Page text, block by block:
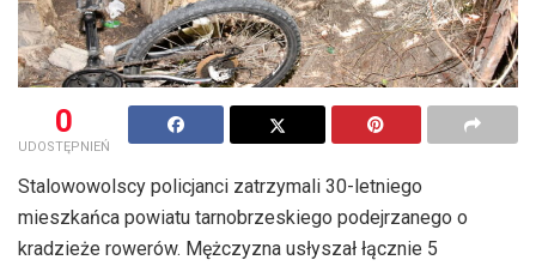
0
UDOSTĘPNIEŃ
Stalowowolscy policjanci zatrzymali 30-letniego
mieszkańca powiatu tarnobrzeskiego podejrzanego o
kradzieże rowerów. Mężczyzna usłyszał łącznie 5